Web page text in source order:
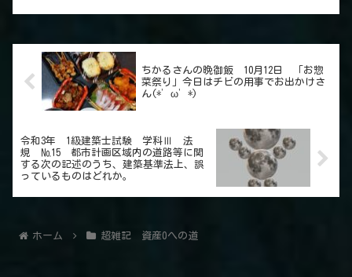
ちかるさんの晩御飯 10月12日 「お惣
菜祭り」今日はチビの用事でお出かけさ
ん(*’ω’*)
令和3年 1級建築士試験 学科Ⅲ 法
規 №15 都市計画区域内の道路等に関
する次の記述のうち、建築基準法上、誤
っているものはどれか。
ホーム 超雑記 資産0への道